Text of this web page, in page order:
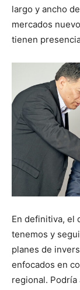
largo y ancho
mercados
tienen
En definitiva, el
tenemos y
planes de
enfocados en
regional.